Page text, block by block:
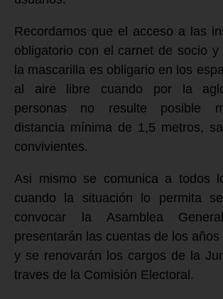
Recordamos que el acceso a las
obligatorio con el carnet de socio
la mascarilla es obligario en los
al aire libre cuando por la
personas no resulte posible
distancia mínima de 1,5 metros,
convivientes.
Asi mismo se comunica a todos
cuando la situación lo permita
convocar la Asamblea
presentarán las cuentas de los años
y se renovarán los cargos de la
traves de la Comisión Electoral.